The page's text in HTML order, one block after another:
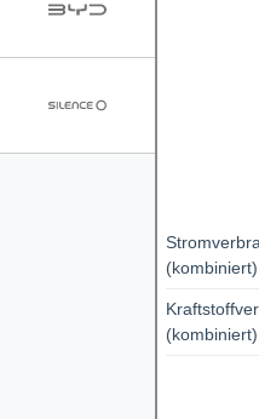
(kombiniert)
(kombiniert)